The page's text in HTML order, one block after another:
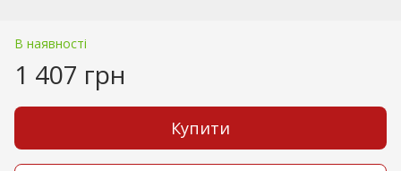
В наявності
1 407 грн
Купити